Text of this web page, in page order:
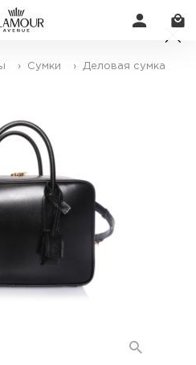
› Сумки › Деловая сумка